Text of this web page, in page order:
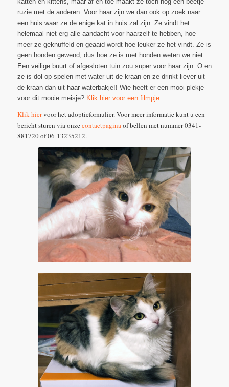
ruzie met de anderen. Voor haar zijn we dan ook op zoek naar
een huis waar ze de enige kat in huis zal zijn. Ze vindt het
helemaal niet erg alle aandacht voor haarzelf te hebben, hoe
meer ze geknuffeld en geaaid wordt hoe leuker ze het vindt. Ze is
geen honden gewend, dus hoe ze is met honden weten we niet.
Een veilige buurt of afgesloten tuin zou super voor haar zijn. O en
ze is dol op spelen met water uit de kraan en ze drinkt liever uit
de kraan dan uit haar waterbakje!! Wie heeft er een mooi plekje
voor dit mooie meisje? Klik hier voor een filmpje.
Klik hiervoor het adoptieformulier. Voor meer informatie kunt u een
bericht sturen via onzecontactpaginaof bellen met nummer 0341-
881720 of 06-13235212.